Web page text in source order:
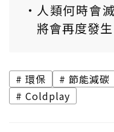
人類何時會
將會再度發生
環保 節能減碳
Coldplay